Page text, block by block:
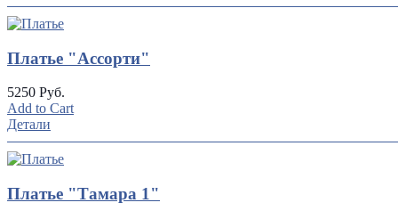
Платье "Ассорти"
5250 Руб.
Add to Cart
Детали
Платье "Тамара 1"